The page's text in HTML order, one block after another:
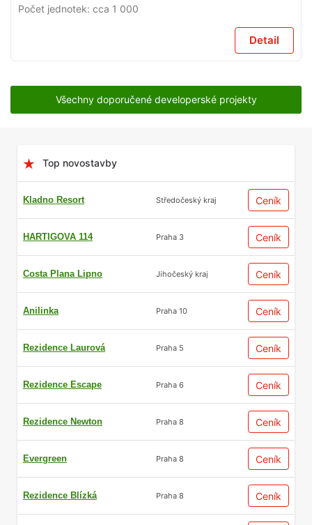
Počet jednotek: cca 1 000
Detail
Všechny doporučené developerské projekty
Top novostavby
Kladno Resort Středočeský kraj Ceník
HARTIGOVA 114 Praha 3 Ceník
Costa Plana Lipno Jihočeský kraj Ceník
Anilinka Praha 10 Ceník
Rezidence Laurová Praha 5 Ceník
Rezidence Escape Praha 6 Ceník
Rezidence Newton Praha 8 Ceník
Evergreen Praha 8 Ceník
Rezidence Blízká Praha 8 Ceník